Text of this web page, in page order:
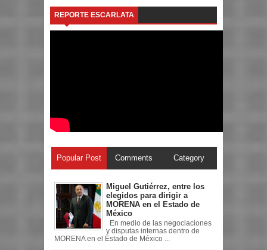
REPORTE ESCARLATA
Popular Post Comments Category
Miguel Gutiérrez, entre los
elegidos para dirigir a
MORENA en el Estado de
México
En medio de las negociaciones
y disputas internas dentro de
MORENA en el Estado de México ...